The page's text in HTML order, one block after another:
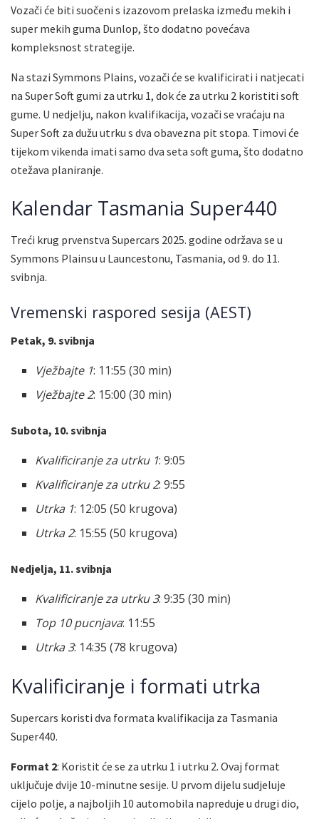
Vozači će biti suočeni s izazovom prelaska između mekih i
super mekih guma Dunlop, što dodatno povećava
kompleksnost strategije.
Na stazi Symmons Plains, vozači će se kvalificirati i natjecati
na Super Soft gumi za utrku 1, dok će za utrku 2 koristiti soft
gume. U nedjelju, nakon kvalifikacija, vozači se vraćaju na
Super Soft za dužu utrku s dva obavezna pit stopa. Timovi će
tijekom vikenda imati samo dva seta soft guma, što dodatno
otežava planiranje.
Kalendar Tasmania Super440
Treći krug prvenstva Supercars 2025. godine održava se u
Symmons Plainsu u Launcestonu, Tasmania, od 9. do 11.
svibnja.
Vremenski raspored sesija (AEST)
Petak, 9. svibnja
Vježbajte 1: 11:55 (30 min)
Vježbajte 2: 15:00 (30 min)
Subota, 10. svibnja
Kvalificiranje za utrku 1: 9:05
Kvalificiranje za utrku 2: 9:55
Utrka 1: 12:05 (50 krugova)
Utrka 2: 15:55 (50 krugova)
Nedjelja, 11. svibnja
Kvalificiranje za utrku 3: 9:35 (30 min)
Top 10 pucnjava: 11:55
Utrka 3: 14:35 (78 krugova)
Kvalificiranje i formati utrka
Supercars koristi dva formata kvalifikacija za Tasmania
Super440.
Format 2: Koristit će se za utrku 1 i utrku 2. Ovaj format
uključuje dvije 10-minutne sesije. U prvom dijelu sudjeluje
cijelo polje, a najboljih 10 automobila napreduje u drugi dio,